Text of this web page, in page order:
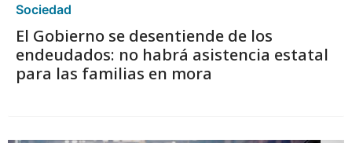
Sociedad
El Gobierno se desentiende de los
endeudados: no habrá asistencia estatal
para las familias en mora